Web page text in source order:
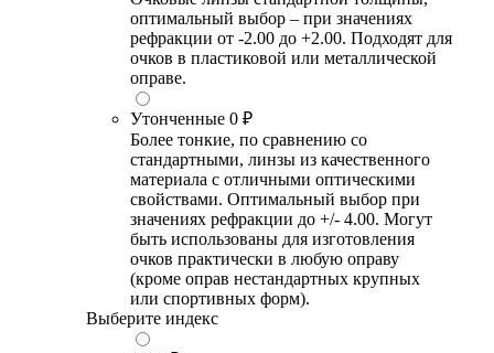
оптимальный выбор – при значениях
рефракции от -2.00 до +2.00. Подходят для
очков в пластиковой или металлической
оправе.
Утонченные 0 ₽
Более тонкие, по сравнению со
стандартными, линзы из качественного
материала с отличными оптическими
свойствами. Оптимальный выбор при
значениях рефракции до +/- 4.00. Могут
быть использованы для изготовления
очков практически в любую оправу
(кроме оправ нестандартных крупных
или спортивных форм).
Выберите индекс